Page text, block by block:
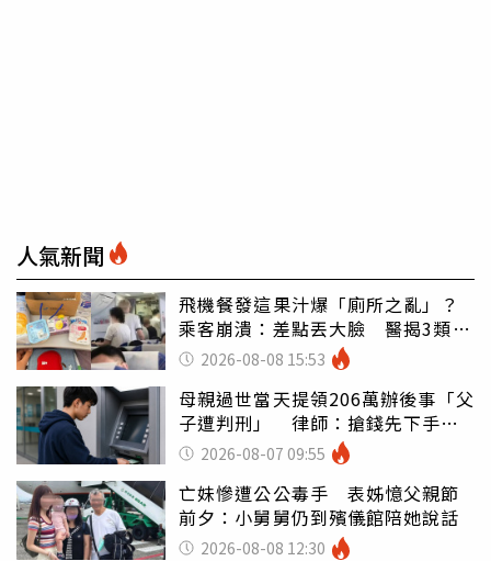
人氣新聞
飛機餐發這果汁爆「廁所之亂」？
乘客崩潰：差點丟大臉 醫揭3類人
別亂喝
2026-08-08 15:53
母親過世當天提領206萬辦後事「父
子遭判刑」 律師：搶錢先下手是
罪 2026-08-07 09:55
亡妹慘遭公公毒手 表姊憶父親節
前夕：小舅舅仍到殯儀館陪她說話
2026-08-08 12:30